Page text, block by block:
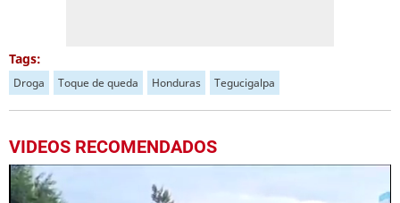
Tags:
Droga Toque de queda Honduras Tegucigalpa
VIDEOS RECOMENDADOS